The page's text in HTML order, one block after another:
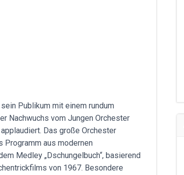
Publikum mit einem rundum
Nachwuchs vom Jungen Orchester
Das große Orchester
Programm aus modernen
Medley „Dschungelbuch“, basierend
von 1967. Besondere